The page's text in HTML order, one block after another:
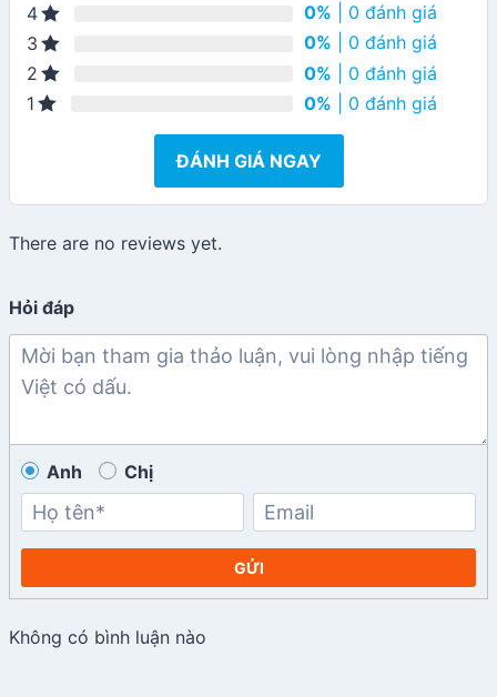
4
0% | 0 đánh giá
3
0% | 0 đánh giá
2
0% | 0 đánh giá
1
0% | 0 đánh giá
ĐÁNH GIÁ NGAY
There are no reviews yet.
Hỏi đáp
Anh Chị
GỬI
Không có bình luận nào